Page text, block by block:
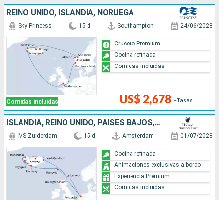
REINO UNIDO, ISLANDIA, NORUEGA
Comidas incluidas
Sky Princess 15 d Southampton 24/06/2028
US$ 2,678 +Tasas
Crucero Premium
Cocina refinada
Comidas incluidas
ISLANDIA, REINO UNIDO, PAISES BAJOS, DINAMARCA
MS Zuiderdam 15 d Amsterdam 01/07/2028
Cocina refinada
Animaciones exclusivas a bordo
Experiencia Premium
Comidas incluidas